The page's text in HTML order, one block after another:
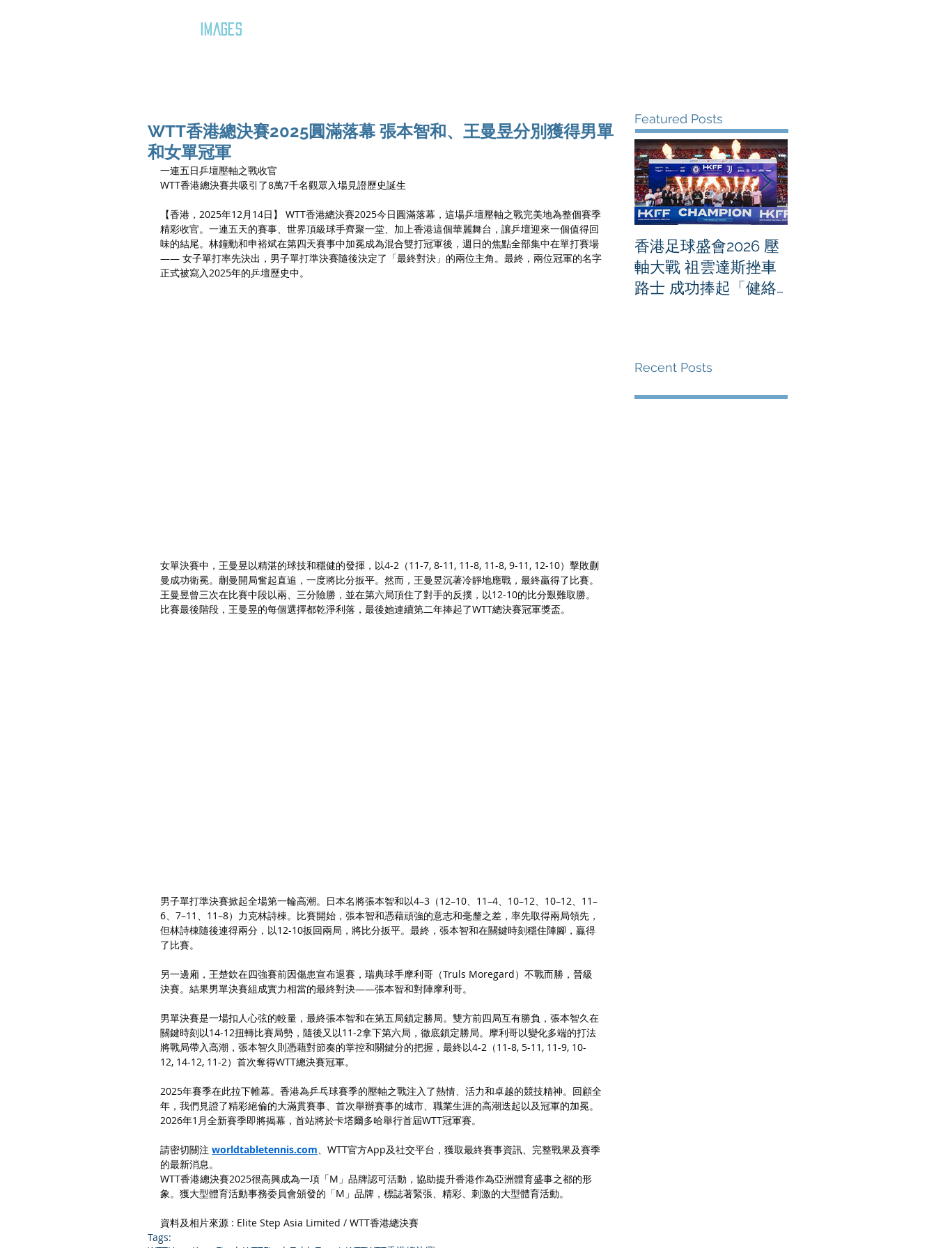
IMAGES
WTT香港總決賽2025圓滿落幕 張本智和、王曼昱分別獲得男單
和女單冠軍
一連五日乒壇壓軸之戰收官
WTT香港總決賽共吸引了8萬7千名觀眾入場見證歷史誕生
【香港，2025年12月14日】 WTT香港總決賽2025今日圓滿落幕，這場乒壇壓軸之戰完美地為整個賽季
精彩收官。一連五天的賽事、世界頂級球手齊聚一堂、加上香港這個華麗舞台，讓乒壇迎來一個值得回
味的結尾。林鐘勳和申裕斌在第四天賽事中加冕成為混合雙打冠軍後，週日的焦點全部集中在單打賽場
—— 女子單打率先決出，男子單打準決賽隨後決定了「最終對決」的兩位主角。最終，兩位冠軍的名字
正式被寫入2025年的乒壇歷史中。
女單決賽中，王曼昱以精湛的球技和穩健的發揮，以4-2（11-7, 8-11, 11-8, 11-8, 9-11, 12-10）擊敗蒯
曼成功衛冕。蒯曼開局奮起直追，一度將比分扳平。然而，王曼昱沉著冷靜地應戰，最終贏得了比賽。
王曼昱曾三次在比賽中段以兩、三分險勝，並在第六局頂住了對手的反撲，以12-10的比分艱難取勝。
比賽最後階段，王曼昱的每個選擇都乾淨利落，最後她連續第二年捧起了WTT總決賽冠軍獎盃。
男子單打準決賽掀起全場第一輪高潮。日本名將張本智和以4–3（12–10、11–4、10–12、10–12、11–
6、7–11、11–8）力克林詩棟。比賽開始，張本智和憑藉頑強的意志和毫釐之差，率先取得兩局領先，
但林詩棟隨後連得兩分，以12-10扳回兩局，將比分扳平。最終，張本智和在關鍵時刻穩住陣腳，贏得
了比賽。
另一邊廂，王楚欽在四強賽前因傷患宣布退賽，瑞典球手摩利哥（Truls Moregard）不戰而勝，晉級
決賽。結果男單決賽組成實力相當的最終對決——張本智和對陣摩利哥。
男單決賽是一場扣人心弦的較量，最終張本智和在第五局鎖定勝局。雙方前四局互有勝負，張本智久在
關鍵時刻以14-12扭轉比賽局勢，隨後又以11-2拿下第六局，徹底鎖定勝局。摩利哥以變化多端的打法
將戰局帶入高潮，張本智久則憑藉對節奏的掌控和關鍵分的把握，最終以4-2（11-8, 5-11, 11-9, 10-
12, 14-12, 11-2）首次奪得WTT總決賽冠軍。
2025年賽季在此拉下帷幕。香港為乒乓球賽季的壓軸之戰注入了熱情、活力和卓越的競技精神。回顧全
年，我們見證了精彩絕倫的大滿貫賽事、首次舉辦賽事的城市、職業生涯的高潮迭起以及冠軍的加冕。
2026年1月全新賽季即將揭幕，首站將於卡塔爾多哈舉行首屆WTT冠軍賽。
請密切關注 worldtabletennis.com、WTT官方App及社交平台，獲取最終賽事資訊、完整戰果及賽季
的最新消息。
WTT香港總決賽2025很高興成為一項「M」品牌認可活動，協助提升香港作為亞洲體育盛事之都的形
象。獲大型體育活動事務委員會頒發的「M」品牌，標誌著緊張、精彩、刺激的大型體育活動。
資料及相片來源 : Elite Step Asia Limited / WTT香港總決賽
Tags:
Featured Posts
香港足球盛會2026 壓
軸大戰 祖雲達斯挫車
路士 成功捧起「健絡
Recent Posts